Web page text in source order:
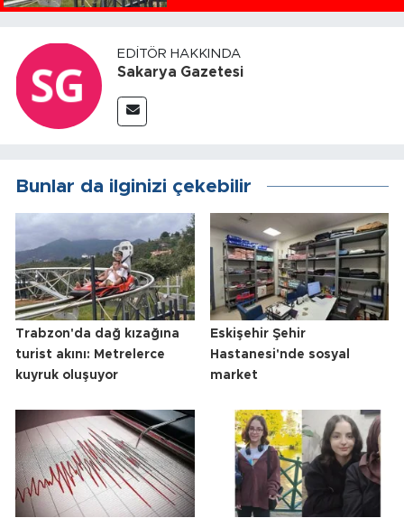
EDITÖR HAKKINDA
Sakarya Gazetesi
Bunlar da ilginizi çekebilir
Trabzon'da dağ kızağına
turist akını: Metrelerce
kuyruk oluşuyor
Eskişehir Şehir
Hastanesi'nde sosyal
market